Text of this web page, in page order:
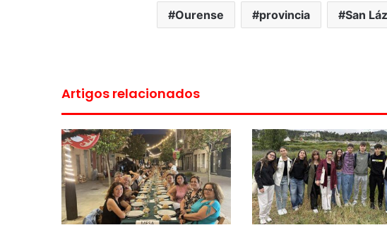
Ourense provincia San
Artigos relacionados